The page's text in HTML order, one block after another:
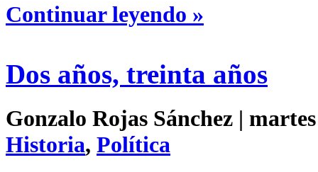
Continuar leyendo »
Dos años, treinta años
Gonzalo Rojas Sánchez |
Historia, Política